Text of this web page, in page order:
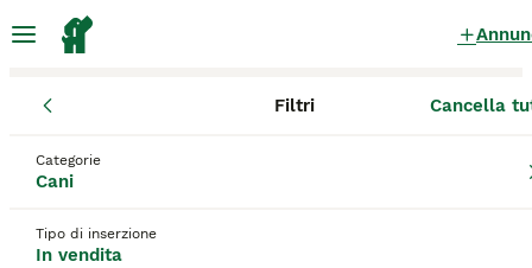
Filtri Cancella
Categorie
Cani
Tipo di inserzione
In vendita
Cuccioli in vendita